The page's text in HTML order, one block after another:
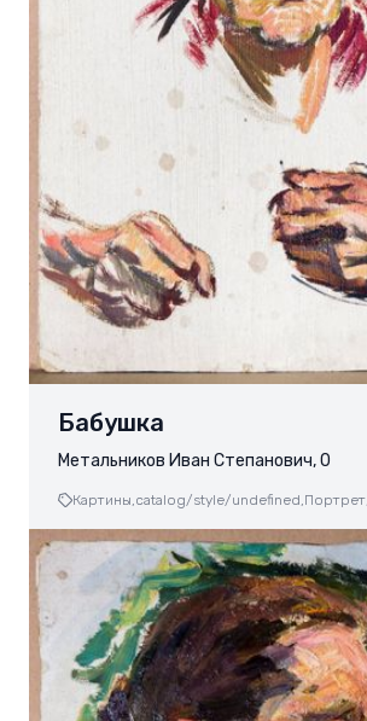
Бабушка
Метальников Иван Степанович, 0
Картины, catalog/style/undefined, Портрет,